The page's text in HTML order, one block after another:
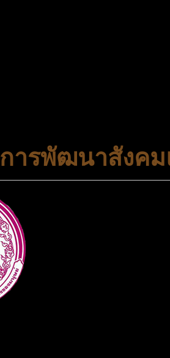
การพัฒนาสังค